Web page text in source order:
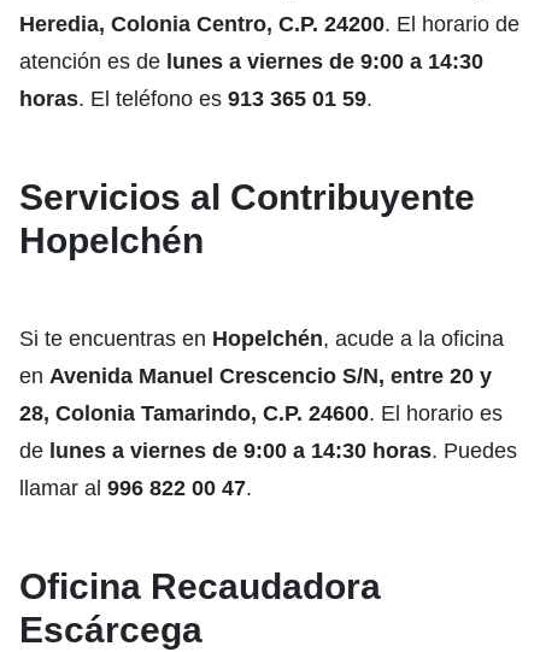
Heredia, Colonia Centro, C.P. 24200. El horario de
atención es de lunes a viernes de 9:00 a 14:30
horas. El teléfono es 913 365 01 59.
Servicios al Contribuyente
Hopelchén
Si te encuentras en Hopelchén, acude a la oficina
en Avenida Manuel Crescencio S/N, entre 20 y
28, Colonia Tamarindo, C.P. 24600. El horario es
de lunes a viernes de 9:00 a 14:30 horas. Puedes
llamar al 996 822 00 47.
Oficina Recaudadora
Escárcega